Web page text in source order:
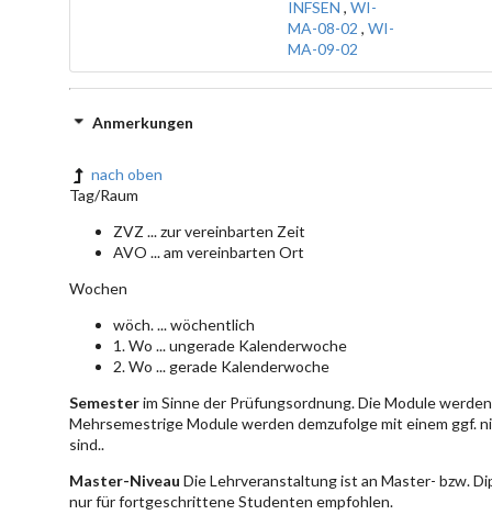
INFSEN , WI-
MA-08-02 , WI-
MA-09-02
Anmerkungen
nach oben
Tag/Raum
ZVZ ... zur vereinbarten Zeit
AVO ... am vereinbarten Ort
Wochen
wöch. ... wöchentlich
1. Wo ... ungerade Kalenderwoche
2. Wo ... gerade Kalenderwoche
Semesterim Sinne der Prüfungsordnung. Die Module
Mehrsemestrige Module werden demzufolge mit einem ggf.
sind..
Master-Niveau Die Lehrveranstaltung ist an Master- bzw.
nur für fortgeschrittene Studenten empfohlen.